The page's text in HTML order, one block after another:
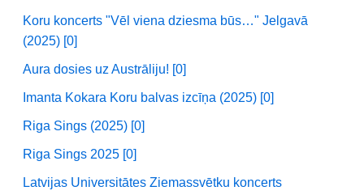
Koru koncerts "Vēl viena dziesma būs…" Jelgavā
(2025) [0]
Aura dosies uz Austrāliju! [0]
Imanta Kokara Koru balvas izcīņa (2025) [0]
Riga Sings (2025) [0]
Riga Sings 2025 [0]
Latvijas Universitātes Ziemassvētku koncerts